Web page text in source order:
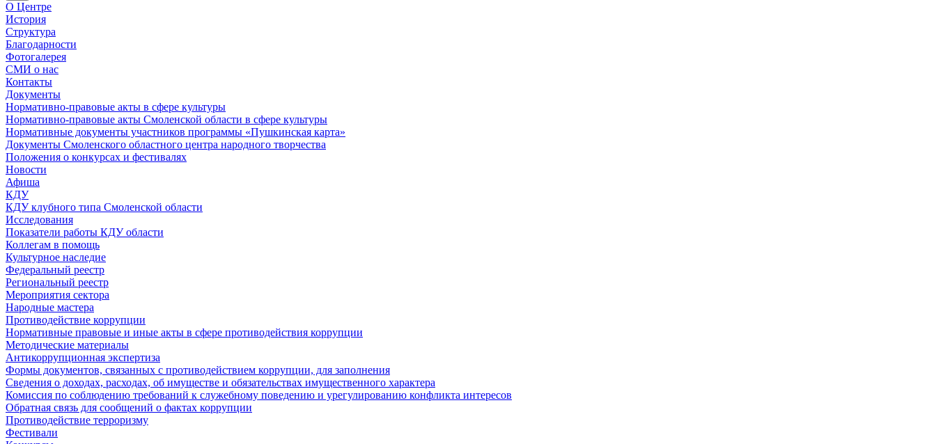
О Центре
История
Структура
Благодарности
Фотогалерея
СМИ о нас
Контакты
Документы
Нормативно-правовые акты в сфере культуры
Нормативно-правовые акты Смоленской области в сфере культуры
Нормативные документы участников программы «Пушкинская карта»
Документы Смоленского областного центра народного творчества
Положения о конкурсах и фестивалях
Новости
Афиша
КДУ
КДУ клубного типа Смоленской области
Исследования
Показатели работы КДУ области
Коллегам в помощь
Культурное наследие
Федеральный реестр
Региональный реестр
Мероприятия сектора
Народные мастера
Противодействие коррупции
Нормативные правовые и иные акты в сфере противодействия коррупции
Методические материалы
Антикоррупционная экспертиза
Формы документов, связанных с противодействием коррупции, для заполнения
Сведения о доходах, расходах, об имуществе и обязательствах имущественного характера
Комиссия по соблюдению требований к служебному поведению и урегулированию конфликта интересов
Обратная связь для сообщений о фактах коррупции
Противодействие терроризму
Фестивали